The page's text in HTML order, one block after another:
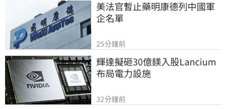
美法官暫止藥明康德列中國軍
企名單
25分鐘前
輝達擬砸30億鎂入股Lancium
布局電力設施
32分鐘前